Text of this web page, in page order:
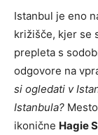
Istanbul je eno
križišče, kjer se
prepleta s
odgovore na
si ogledati v
Istanbula?
ikonične Hagie